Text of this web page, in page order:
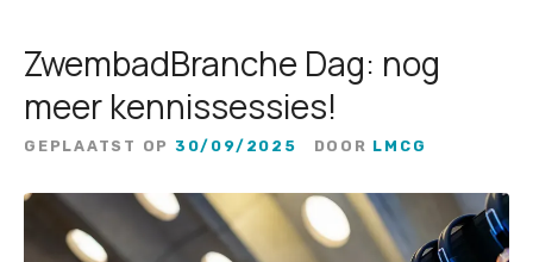
ZwembadBranche Dag: nog
meer kennissessies!
GEPLAATST OP 30/09/2025 DOOR LMCG